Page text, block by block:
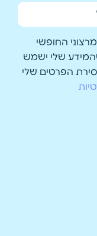
החופשי
שלי ישמש
הפרטים שלי